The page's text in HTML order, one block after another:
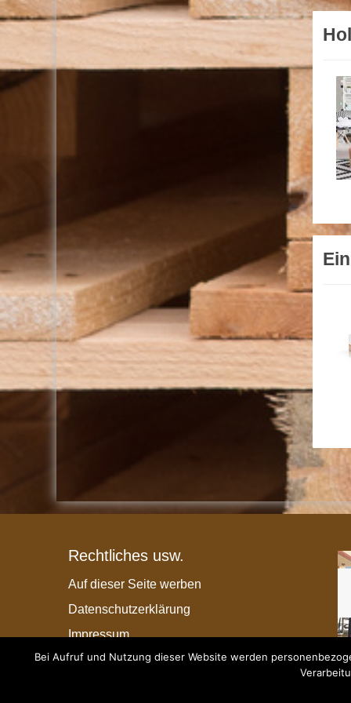
Rechtliches usw.
Auf dieser Seite werben
Datenschutzerklärung
Impressum
Bei Aufruf und Nutzung dieser Website werden